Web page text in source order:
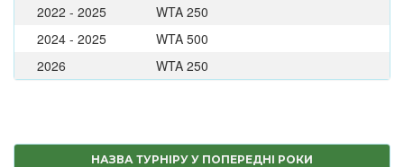
2022 - 2025
WTA 250
2024 - 2025
WTA 500
2026
WTA 250
НАЗВА ТУРНІРУ У ПОПЕРЕДНІ РОКИ